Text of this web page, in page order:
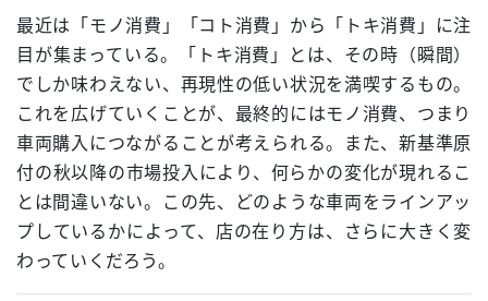
最近は「モノ消費」「コト消費」から「トキ消費」に注
目が集まっている。「トキ消費」とは、その時（瞬間）
でしか味わえない、再現性の低い状況を満喫するもの。
これを広げていくことが、最終的にはモノ消費、つまり
車両購入につながることが考えられる。また、新基準原
付の秋以降の市場投入により、何らかの変化が現れるこ
とは間違いない。この先、どのような車両をラインアッ
プしているかによって、店の在り方は、さらに大きく変
わっていくだろう。